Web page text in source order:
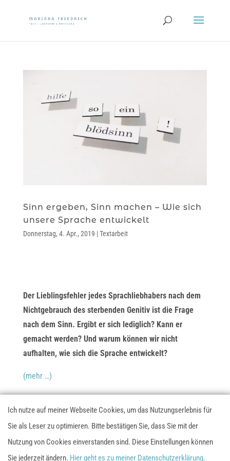
Sinn ergeben, Sinn machen – Wie sich
unsere Sprache entwickelt
Donnerstag, 4. Apr., 2019 |Textarbeit
Der Lieblingsfehler jedes Sprachliebhabers nach dem
Nichtgebrauch des sterbenden Genitiv ist die Frage
nach dem Sinn. Ergibt er sich lediglich? Kann er
gemacht werden? Und warum können wir nicht
aufhalten, wie sich die Sprache entwickelt?
(mehr …)
Diese Webseite nutzt Google Analytics. Möchtest du nicht
Ich nutze auf meiner Webseite Cookies, um das Nutzungserlebnis für
Sie als Leser zu optimieren. Bitte bestätigen Sie, dass Sie mit der
Nutzung von Cookies einverstanden sind. Diese Einstellungen können
Sie jederzeit ändern. Hier geht es zu meiner Datenschutzerklärung.